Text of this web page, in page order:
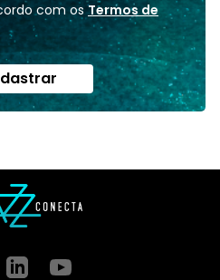
com os Termos de
GitHubGitHub